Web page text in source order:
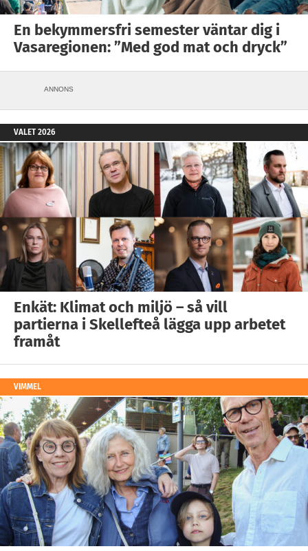
En bekymmersfri semester väntar dig i
Vasaregionen: ”Med god mat och dryck”
ANNONS
VALET 2026
Enkät: Klimat och miljö – så vill
partierna i Skellefteå lägga upp arbetet
framåt
VIMMEL